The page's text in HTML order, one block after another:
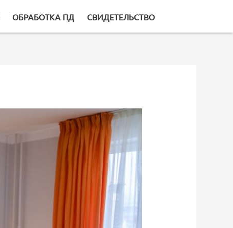
ОБРАБОТКА ПД СВИДЕТЕЛЬСТВО